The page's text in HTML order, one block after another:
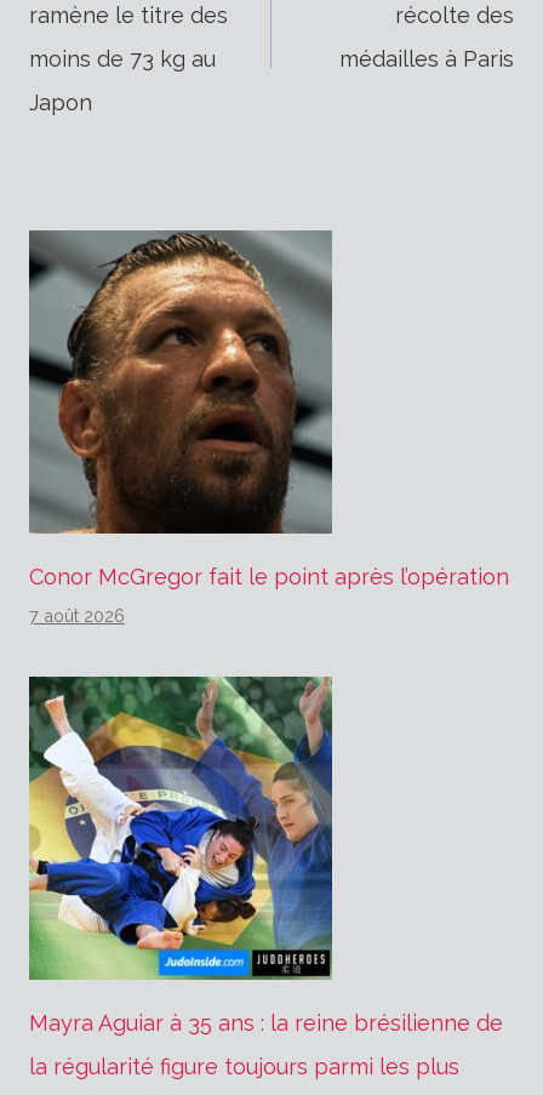
de
ramène le titre des
moins de 73 kg au
Japon
récolte des
médailles à Paris
Conor McGregor fait le point après l’opération
7 août 2026
Mayra Aguiar à 35 ans : la reine brésilienne de
la régularité figure toujours parmi les plus